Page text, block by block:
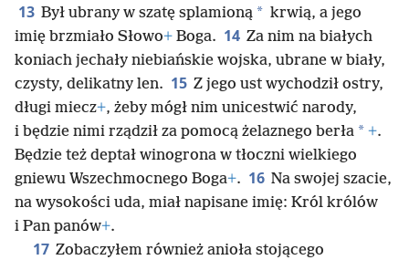
13 Był ubrany w szatę splamioną * krwią, a jego
imię brzmiało Słowo+ Boga. 14 Za nim na białych
koniach jechały niebiańskie wojska, ubrane w biały,
czysty, delikatny len. 15 Z jego ust wychodził ostry,
długi miecz+, żeby mógł nim unicestwić narody,
i będzie nimi rządził za pomocą żelaznego berła * +.
Będzie też deptał winogrona w tłoczni wielkiego
gniewu Wszechmocnego Boga+. 16 Na swojej szacie,
na wysokości uda, miał napisane imię: Król królów
i Pan panów+.
17 Zobaczyłem również anioła stojącego